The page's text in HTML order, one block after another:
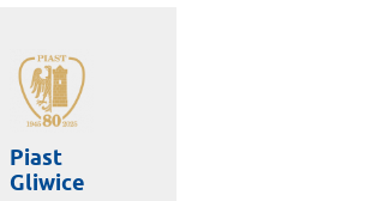
Piast
Gliwice